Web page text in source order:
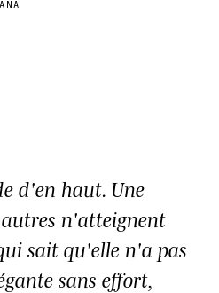
d'en haut. Une
autres n'atteignent
sait qu'elle n'a pas
sans effort,